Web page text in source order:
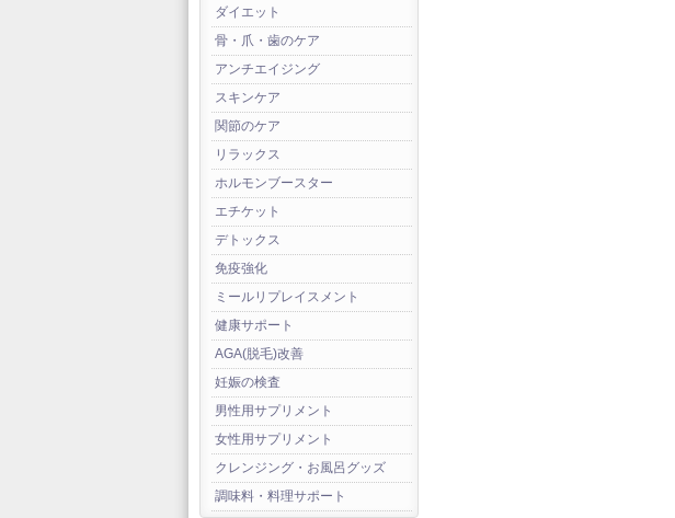
ダイエット
骨・爪・歯のケア
アンチエイジング
スキンケア
関節のケア
リラックス
ホルモンブースター
エチケット
デトックス
免疫強化
ミールリプレイスメント
健康サポート
AGA(脱毛)改善
妊娠の検査
男性用サプリメント
女性用サプリメント
クレンジング・お風呂グッズ
調味料・料理サポート